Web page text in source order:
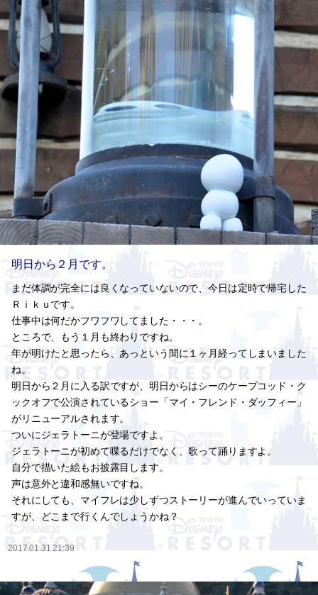
明日から２月です。
まだ体調が完全には良くなっていないので、今日は定時で帰宅した
Ｒｉｋｕです。
仕事中は何だかフワフワしてました・・・。
ところで、もう１月も終わりですね。
年が明けたと思ったら、あっという間に１ヶ月経ってしまいました
ね。
明日から２月に入る訳ですが、明日からはシーのケープコッド・ク
ックオフで公演されているショー「マイ・フレンド・ダッフィー」
がリニューアルされます。
ついにジェラトーニが登場ですよ。
ジェラトーニが初めて喋るだけでなく、歌って踊りますよ。
自分で描いた絵もお披露目します。
声は意外と違和感無いですね。
それにしても、マイフレは少しずつストーリーが進んでいっていま
すが、どこまで行くんでしょうかね？
2017.01.31 21:39